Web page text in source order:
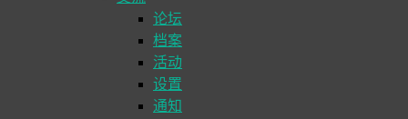
论坛
档案
活动
设置
通知